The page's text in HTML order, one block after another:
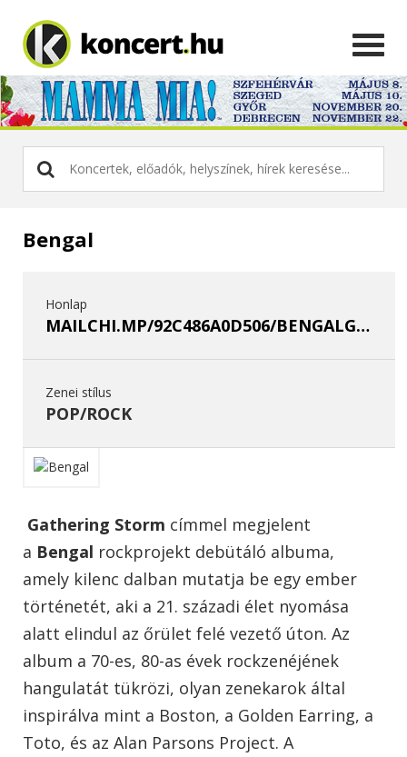
Bengal
Honlap
MAILCHI.MP/92C486A0D506/BENGALGATHERINGSTORM
Zenei stílus
POP/ROCK
Gathering Storm címmel megjelent
a Bengal rockprojekt debütáló albuma,
amely kilenc dalban mutatja be egy ember
történetét, aki a 21. századi élet nyomása
alatt elindul az őrület felé vezető úton. Az
album a 70-es, 80-as évek rockzenéjének
hangulatát tükrözi, olyan zenekarok által
inspirálva mint a Boston, a Golden Earring, a
Toto, és az Alan Parsons Project. A